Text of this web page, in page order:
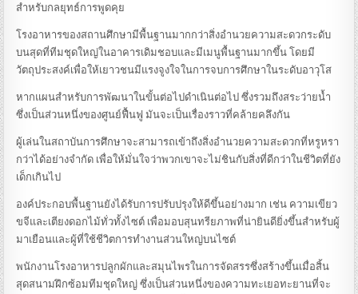
สำหรับกลยุทธ์การพูดคุย
โรงอาหารของสถานศึกษามีพื้นฐานมากกว่าสิ่งอำนวยความสะดวกระดับ
บนสุดที่ทีมชุดใหญ่ในอาคารเดิมชอบและมีเมนูพื้นฐานมากขึ้น โดยมี
วัตถุประสงค์เพื่อให้เยาวชนมีแรงจูงใจในการจบการศึกษาในระดับอาวุโส
หากแผนสำหรับการพัฒนาในขั้นต่อไปดำเนินต่อไป ซึ่งรวมถึงสระว่ายน้ำ
ซึ่งเป็นส่วนหนึ่งของศูนย์ฟื้นฟู มันจะเป็นเรื่องราวที่คล้ายคลึงกัน
ผู้เล่นในสถาบันการศึกษาจะสามารถเข้าถึงสิ่งอำนวยความสะดวกที่หรูหรา
กว่าได้อย่างจำกัด เพื่อให้มั่นใจว่าพวกเขาจะไม่ชินกับสิ่งที่ดีกว่าในชีวิตที่ยัง
เด็กเกินไป
องค์ประกอบพื้นฐานยังได้รับการปรับปรุงให้ดีขึ้นอย่างมาก เช่น ความเขียว
ขจีและเตียงดอกไม้ทั่วทั้งไซต์ เพื่อมอบสุนทรียภาพที่น่ายินดียิ่งขึ้นสำหรับผู้
มาเยือนและผู้ที่ใช้ชีวิตการทำงานส่วนใหญ่บนไซต์
พนักงานโรงอาหารปลูกผักและสมุนไพรในการจัดสรรซึ่งสร้างขึ้นเมื่อสิ้น
สุดสนามฝึกซ้อมทีมชุดใหญ่ ซึ่งเป็นส่วนหนึ่งของความทะเยอทะยานที่จะ